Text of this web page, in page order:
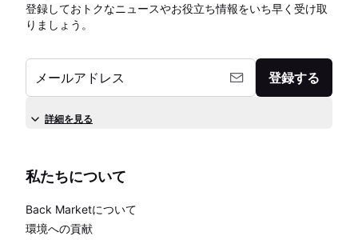
登録しておトクなニュースやお役立ち情報をいち早く受け取
りましょう。
メールアドレス 登録する
詳細を見る
私たちについて
Back Marketについて
環境への貢献